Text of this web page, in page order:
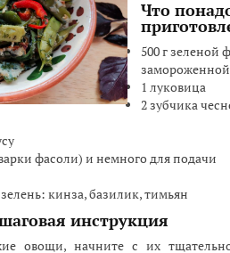
Что
500 г зеленой
1 луковица
2 зубчика
фасоли) и немного для подачи
кинза, базилик, тимьян
инструкция
овощи, начните с их